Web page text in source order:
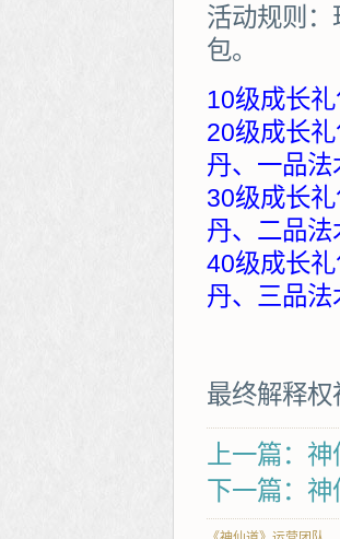
活动规则
包。
10级成长
20级成长
丹、一品法
30级成长
丹、二品法
40级成长
丹、三品法
最终解释
上一篇：
下一篇：